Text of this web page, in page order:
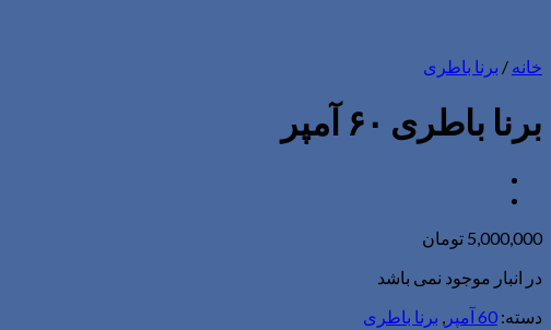
خانه / برنا باطری
برنا باطری ۶۰ آمپر
5,000,000 تومان
در انبار موجود نمی باشد
دسته: 60 آمپر , برنا باطری